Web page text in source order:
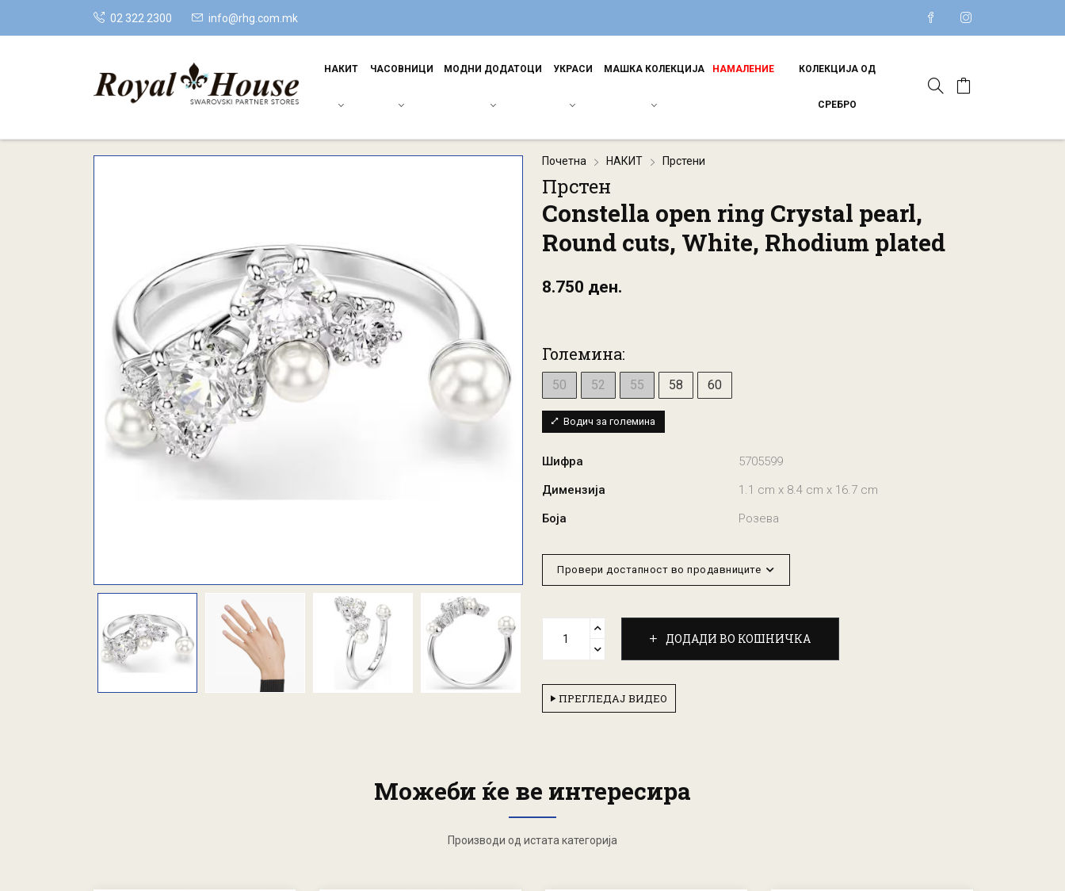
02 322 2300 info@rhg.com.mk
НАКИТ ЧАСОВНИЦИ МОДНИ ДОДАТОЦИ УКРАСИ МАШКА КОЛЕКЦИЈА НАМАЛЕНИЕ КОЛЕКЦИЈА ОД
СРЕБРО
Почетна НАКИТ Прстени
Прстен
Constella open ring Crystal pearl,
Round cuts, White, Rhodium plated
8.750 ден.
Големина:
50 52 55 58 60
Водич за големина
Шифра
5705599
Димензија
1.1 cm x 8.4 cm x 16.7 cm
Боја
Розева
Провери достапност во продавниците
ДОДАДИ ВО КОШНИЧКА
ПРЕГЛЕДАЈ ВИДЕО
Можеби ќе ве интересира
Производи од истата категорија